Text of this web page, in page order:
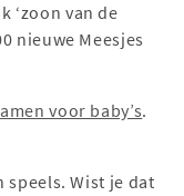
‘zoon van de
nieuwe Meesjes
voor baby’s.
Wist je dat